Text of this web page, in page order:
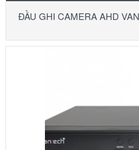
ĐẦU GHI CAMERA AHD